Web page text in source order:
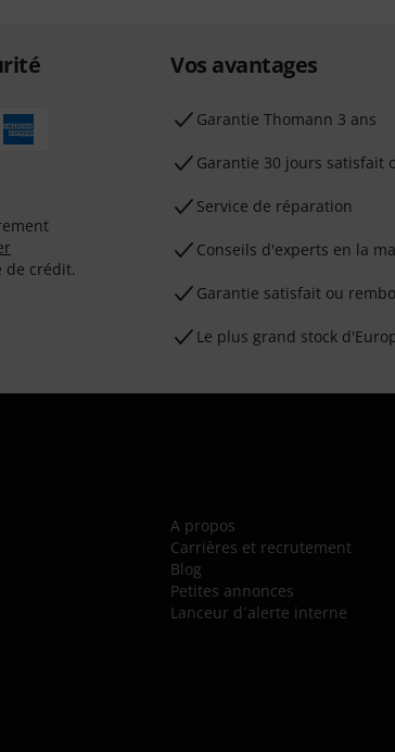
de crédit.
Vos avantages
Ga­ran­tie Thomann 3 ans
Garantie 30 jours satisfait
Service de réparation
Conseils d'experts en la
Garantie satisfait ou
Le plus grand stock
A propos
Carrières et recrutement
Blog
Petites annonces
Lanceur d´alerte interne